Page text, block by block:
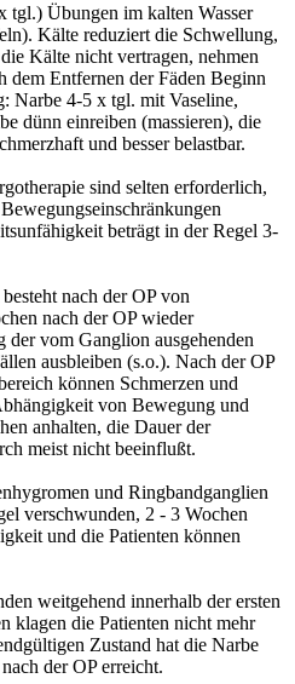
tgl.) Übungen im kalten Wasser
Kälte reduziert die Schwellung,
Kälte nicht vertragen, nehmen
dem Entfernen der Fäden Beginn
Narbe 4-5 x tgl. mit Vaseline,
dünn einreiben (massieren), die
und besser belastbar.
sind selten erforderlich,
beträgt in der Regel 3-
nach der OP von
nach der OP wieder
vom Ganglion ausgehenden
ausbleiben (s.o.). Nach der OP
können Schmerzen und
von Bewegung und
anhalten, die Dauer der
meist nicht beeinflußt.
und Ringbandganglien
verschwunden, 2 - 3 Wochen
und die Patienten können
weitgehend innerhalb der ersten
klagen die Patienten nicht mehr
Zustand hat die Narbe
der OP erreicht.